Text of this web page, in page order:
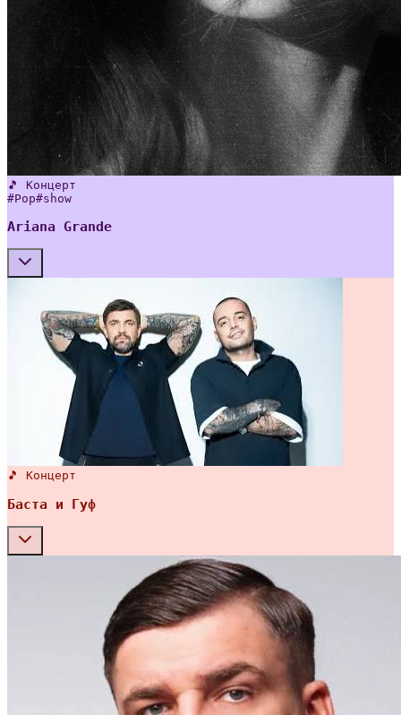
🎵 Концерт
#Pop#show
Ariana Grande
🎵 Концерт
Баста и Гуф